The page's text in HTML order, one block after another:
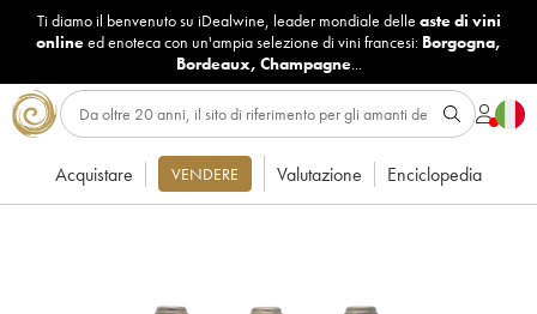
Ti diamo il benvenuto su iDealwine, leader mondiale delle aste di vini
onlineed enoteca con un'ampia selezione di vini francesi: Borgogna,
Bordeaux, Champagne...
Acquistare VENDERE Valutazione Enciclopedia